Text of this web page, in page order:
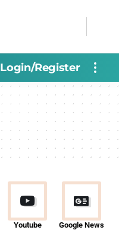
Login/Register
Youtube
Google News